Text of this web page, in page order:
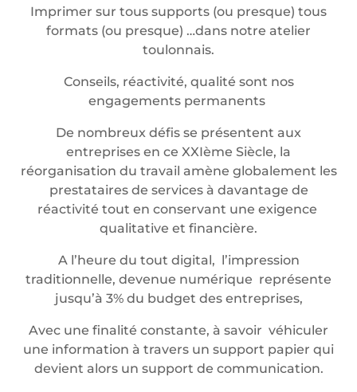
Imprimer sur tous supports (ou presque) tous
formats (ou presque) …dans notre atelier
toulonnais.
Conseils, réactivité, qualité sont nos
engagements permanents
De nombreux défis se présentent aux
entreprises en ce XXIème Siècle, la
réorganisation du travail amène globalement les
prestataires de services à davantage de
réactivité tout en conservant une exigence
qualitative et financière.
A l’heure du tout digital, l’impression
traditionnelle, devenue numérique représente
jusqu’à 3% du budget des entreprises,
Avec une finalité constante, à savoir véhiculer
une information à travers un support papier qui
devient alors un support de communication.